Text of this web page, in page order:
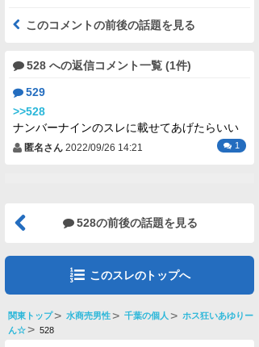
このコメントの前後の話題を見る
528 への返信コメント一覧 (1件)
529
>>528
ナンバーナインのスレに載せてあげたらいい
匿名さん 2022/09/26 14:21 1
528の前後の話題を見る
このスレのトップへ
関東トップ 水商売男性 千葉の個人
ホス狂いあゆりー
ん☆
528